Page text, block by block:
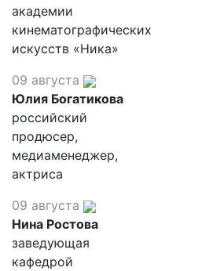
академии
кинематографических
искусств «Ника»
09 августа
Юлия Богатикова
российский
продюсер,
медиаменеджер,
актриса
09 августа
Нина Ростова
заведующая
кафедрой